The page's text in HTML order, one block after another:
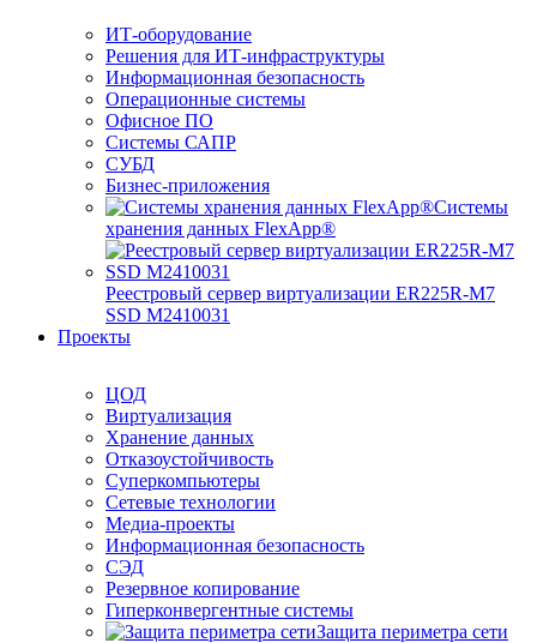
ИТ-оборудование
Решения для ИТ-инфраструктуры
Информационная безопасность
Операционные системы
Офисное ПО
Системы САПР
СУБД
Бизнес-приложения
Системы
хранения данных FlexApp®
Реестровый сервер виртуализации ER225R-M7
SSD М2410031
Проекты
ЦОД
Виртуализация
Хранение данных
Отказоустойчивость
Суперкомпьютеры
Сетевые технологии
Медиа-проекты
Информационная безопасность
СЭД
Резервное копирование
Гиперконвергентные системы
Защита периметра сети